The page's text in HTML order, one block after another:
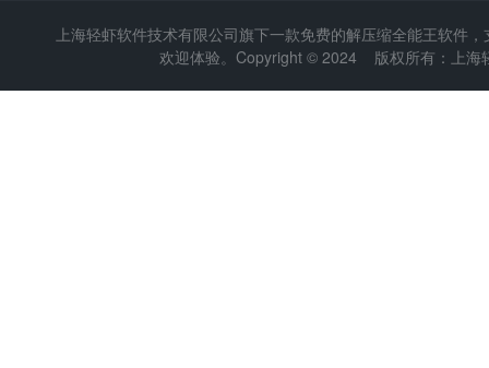
上海轻虾软件技术有限公司旗下一款免费的解压缩全能王软件
欢迎体验。Copyright © 2024 版权所有：上